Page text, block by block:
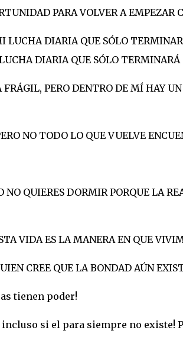
PARA VOLVER A EMPEZAR
DIARIA QUE SÓLO TERMINARÁ
FRÁGIL, PERO DENTRO DE MÍ HAY
NO TODO LO QUE VUELVE
NO QUIERES DORMIR PORQUE LA
VIDA ES LA MANERA EN QUE
CREE QUE LA BONDAD AÚN
tienen poder!
incluso si el para siempre no existe!